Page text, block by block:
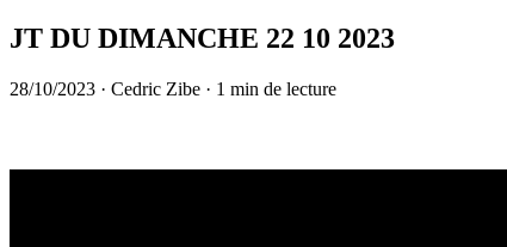
JT DU DIMANCHE 22 10 2023
28/10/2023 · Cedric Zibe · 1 min de lecture